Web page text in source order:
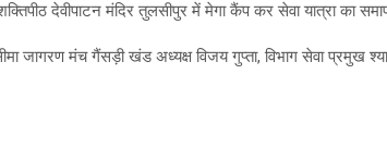
देवीपाटन मंदिर तुलसीपुर में मेगा कैंप कर सेवा यात्रा का
जागरण मंच गैंसड़ी खंड अध्यक्ष विजय गुप्ता, विभाग सेवा प्रमुख